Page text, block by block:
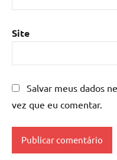
Site
Salvar meus dados
vez que eu comentar.